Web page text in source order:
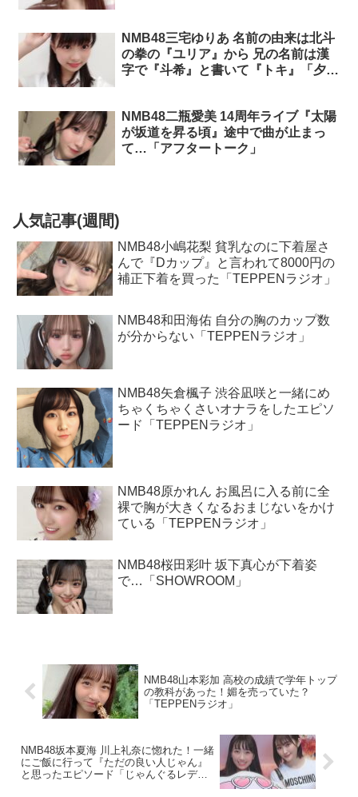
NMB48三宅ゆりあ 名前の由来は北斗
の拳の『ユリア』から 兄の名前は漢
字で『斗希』と書いて『トキ』「夕方
NMB48二瓶愛美 14周年ライブ『太陽
が坂道を昇る頃』途中で曲が止まっ
て…「アフタートーク」
人気記事(週間)
NMB48小嶋花梨 貧乳なのに下着屋さ
んで『Dカップ』と言われて8000円の
補正下着を買った「TEPPENラジオ」
NMB48和田海佑 自分の胸のカップ数
が分からない「TEPPENラジオ」
NMB48矢倉楓子 渋谷凪咲と一緒にめ
ちゃくちゃくさいオナラをしたエピソ
ード「TEPPENラジオ」
NMB48原かれん お風呂に入る前に全
裸で胸が大きくなるおまじないをかけ
ている「TEPPENラジオ」
NMB48桜田彩叶 坂下真心が下着姿
で…「SHOWROOM」
NMB48山本彩加 高校の成績で学年トップ
の教科があった！媚を売っていた？
「TEPPENラジオ」
NMB48坂本夏海 川上礼奈に惚れた！一緒
にご飯に行って『ただの良い人じゃん』
と思ったエピソード「じゃんぐるレディ